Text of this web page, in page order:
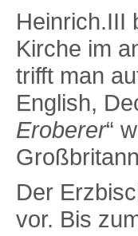
Heinrich.III
Kirche im
trifft man
English,
Eroberer“
Der
vor. Bis